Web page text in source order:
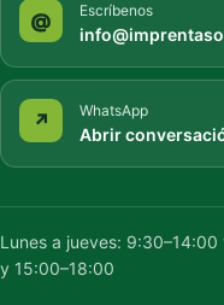
@ Escríbenos
↗ WhatsApp
Abrir
Lunes a jueves:
y 15:00–18:00